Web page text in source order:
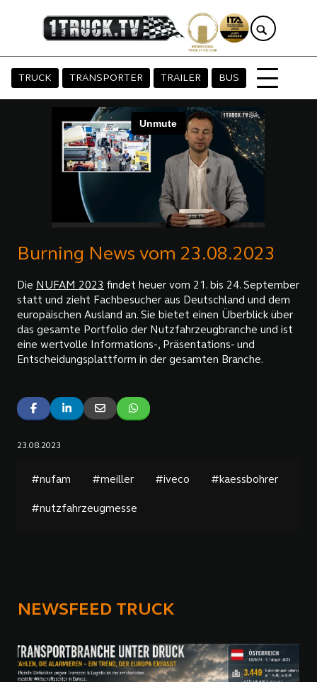
TRUCK TRANSPORTER TRAILER BUS
Burning News vom 23.08.2023
Die NUFAM 2023 findet heuer vom 21. bis 24. September
statt und zieht Fachbesucher aus Deutschland und dem
europäischen Ausland an. Sie bietet einen Überblick über
das gesamte Portfolio der Nutzfahrzeugbranche und ist
eine wertvolle Informations-, Präsentations- und
Entscheidungsplattform in der gesamten Branche.
23.08.2023
#nufam #meiller #iveco #kaessbohrer
#nutzfahrzeugmesse
NEWSFEED TRUCK